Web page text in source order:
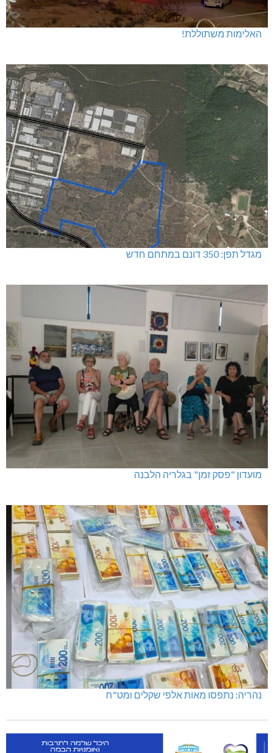
האלימות משתוללת!
מגדל תפן: 350 דונם במתחם חדש
מועדון "פסק זמן" בגלריה הלבנה
נהריה: נתפסו מאות אלפי שקלים ומט"ח